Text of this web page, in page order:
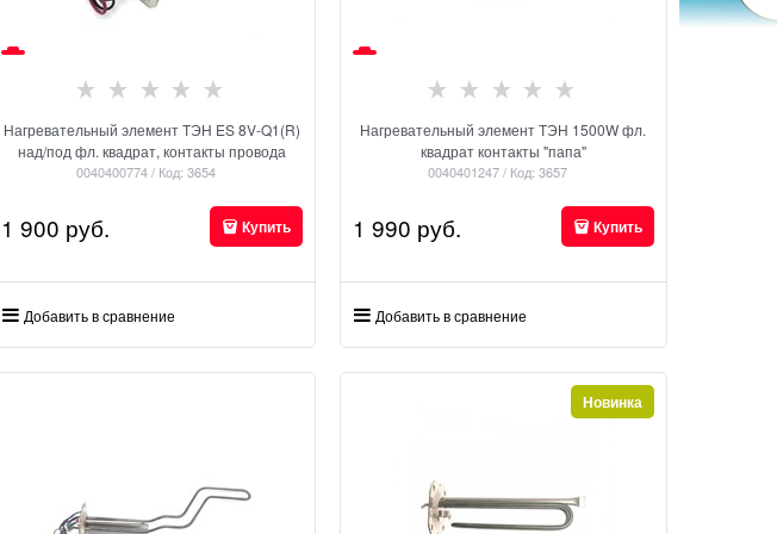
Нагревательный элемент ТЭН ES 8V-Q1(R)
над/под фл. квадрат, контакты провода
0040400774 / Код: 3654
1 900 руб. Купить
Добавить в сравнение
Нагревательный элемент ТЭН 1500W фл.
квадрат контакты "папа"
0040401247 / Код: 3657
1 990 руб. Купить
Добавить в сравнение
Новинка